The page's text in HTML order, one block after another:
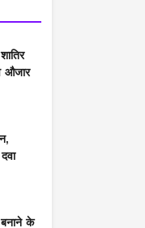
औजार
बनाने के